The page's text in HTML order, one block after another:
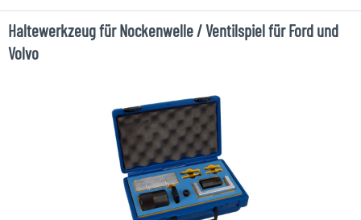
Haltewerkzeug für Nockenwelle / Ventilspiel für Ford und
Volvo